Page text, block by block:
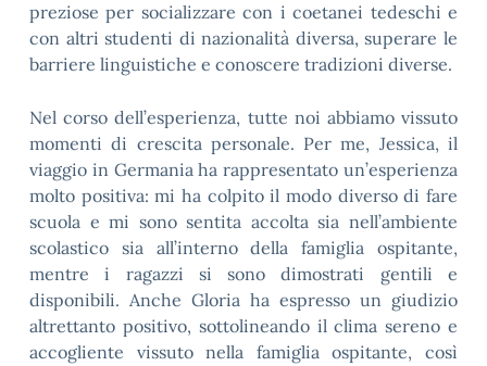
preziose per socializzare con i coetanei tedeschi e
con altri studenti di nazionalità diversa, superare le
barriere linguistiche e conoscere tradizioni diverse.
Nel corso dell’esperienza, tutte noi abbiamo vissuto
momenti di crescita personale. Per me, Jessica, il
viaggio in Germania ha rappresentato un’esperienza
molto positiva: mi ha colpito il modo diverso di fare
scuola e mi sono sentita accolta sia nell’ambiente
scolastico sia all’interno della famiglia ospitante,
mentre i ragazzi si sono dimostrati gentili e
disponibili. Anche Gloria ha espresso un giudizio
altrettanto positivo, sottolineando il clima sereno e
accogliente vissuto nella famiglia ospitante, così